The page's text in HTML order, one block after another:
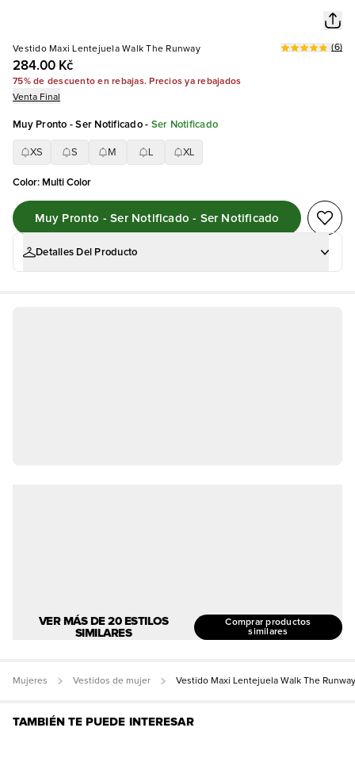
Vestido Maxi Lentejuela Walk The Runway
284.00 Kč
(6)
75% de descuento en rebajas. Precios ya rebajados
Venta Final
Muy Pronto - Ser Notificado- Ser Notificado
XS S M XL
Color: Multi Color
Muy Pronto - Ser Notificado - Ser Notificado
Detalles Del Producto
VER MÁS DE 20 ESTILOS
SIMILARES
Comprar productos
similares
Mujeres Vestidos de mujer Vestido Maxi Lentejuela Walk The Runway
TAMBIÉN TE PUEDE INTERESAR